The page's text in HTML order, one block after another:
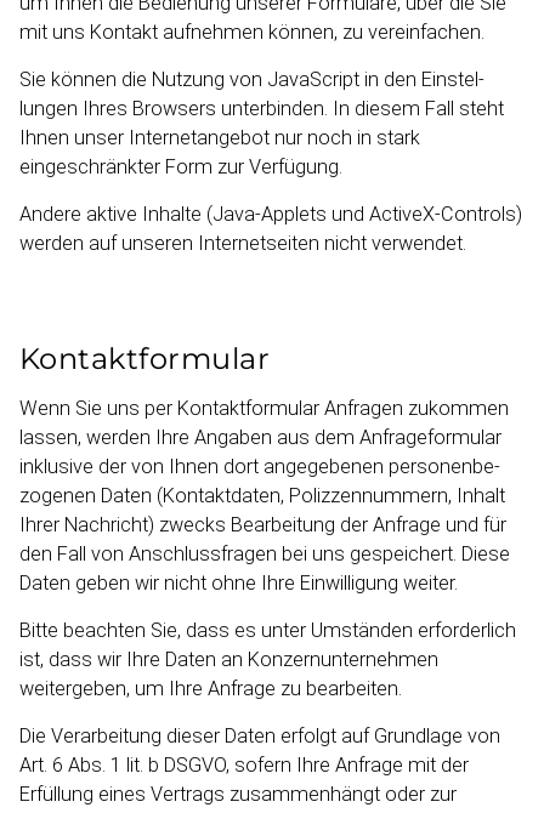
mit uns Kontakt aufnehmen können, zu verein­fachen.
Sie können die Nutzung von JavaScript in den Einstel­
lungen Ihres Browsers unterbinden. In diesem Fall steht
Ihnen unser Internet­angebot nur noch in stark
eingeschränkter Form zur Verfügung.
Andere aktive Inhalte (Java-​Applets und ActiveX-​Controls)
werden auf unseren Internet­seiten nicht verwendet.
Kontakt­for­mular
Wenn Sie uns per Kontakt­formular Anfragen zukommen
lassen, werden Ihre Angaben aus dem Anfrage­formular
inklusive der von Ihnen dort angegebenen personen­be­
zogenen Daten (Kontaktdaten, Polizzen­nummern, Inhalt
Ihrer Nachricht) zwecks Bearbeitung der Anfrage und für
den Fall von Anschluss­fragen bei uns gespeichert. Diese
Daten geben wir nicht ohne Ihre Einwil­ligung weiter.
Bitte beachten Sie, dass es unter Umständen erforderlich
ist, dass wir Ihre Daten an Konzern­un­ter­nehmen
weitergeben, um Ihre Anfrage zu bearbeiten.
Die Verarbeitung dieser Daten erfolgt auf Grundlage von
Art. 6 Abs. 1 lit. b DSGVO, sofern Ihre Anfrage mit der
Erfüllung eines Vertrags zusammenhängt oder zur